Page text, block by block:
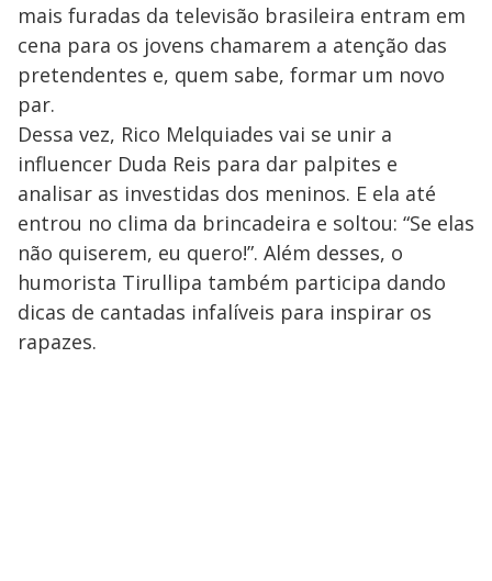
mais furadas da televisão brasileira entram em
cena para os jovens chamarem a atenção das
pretendentes e, quem sabe, formar um novo
par.
Dessa vez, Rico Melquiades vai se unir a
influencer Duda Reis para dar palpites e
analisar as investidas dos meninos. E ela até
entrou no clima da brincadeira e soltou: “Se elas
não quiserem, eu quero!”. Além desses, o
humorista Tirullipa também participa dando
dicas de cantadas infalíveis para inspirar os
rapazes.